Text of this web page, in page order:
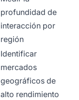
profundidad de
interacción por
región
Identificar
mercados
geográficos de
alto rendimiento